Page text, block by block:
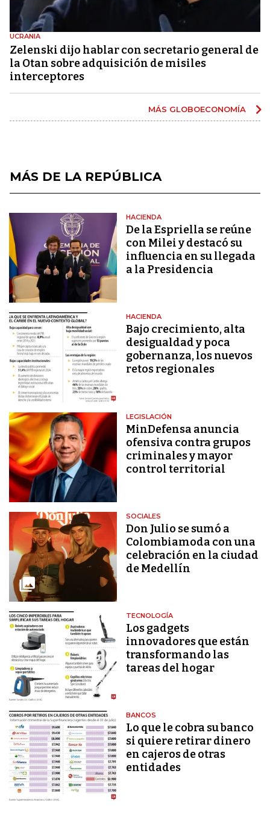
UCRANIA
Zelenski dijo hablar con secretario general de
la Otan sobre adquisición de misiles
interceptores
MÁS GLOBOECONOMÍA
MÁS DE LA REPÚBLICA
HACIENDA
De la Espriella se reúne
con Milei y destacó su
influencia en su llegada
a la Presidencia
HACIENDA
Bajo crecimiento, alta
desigualdad y poca
gobernanza, los nuevos
retos regionales
LEGISLACIÓN
MinDefensa anuncia
ofensiva contra grupos
criminales y mayor
control territorial
SOCIALES
Don Julio se sumó a
Colombiamoda con una
celebración en la ciudad
de Medellín
TECNOLOGÍA
Los gadgets
innovadores que están
transformando las
tareas del hogar
BANCOS
Lo que le cobra su banco
si quiere retirar dinero
en cajeros de otras
entidades